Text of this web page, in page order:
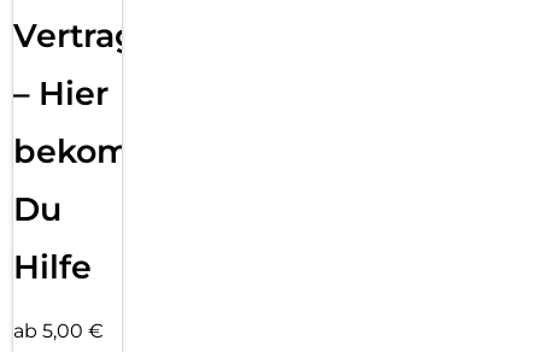
Vertragsabwicklung
– Hier
bekommst
Du
Hilfe
ab 5,00 €